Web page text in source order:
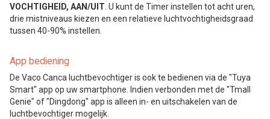
VOCHTIGHEID, AAN/UIT . U kunt de Timer instellen tot acht uren,
drie mistniveaus kiezen en een relatieve luchtvochtigheidsgraad
tussen 40-90% instellen.
App bediening
De Vaco Canca luchtbevochtiger is ook te bedienen via de "Tuya
Smart" app op uw smartphone. Indien verbonden met de "Tmall
Genie" of "Dingdong" app is alleen in- en uitschakelen van de
luchtbevochtiger mogelijk.